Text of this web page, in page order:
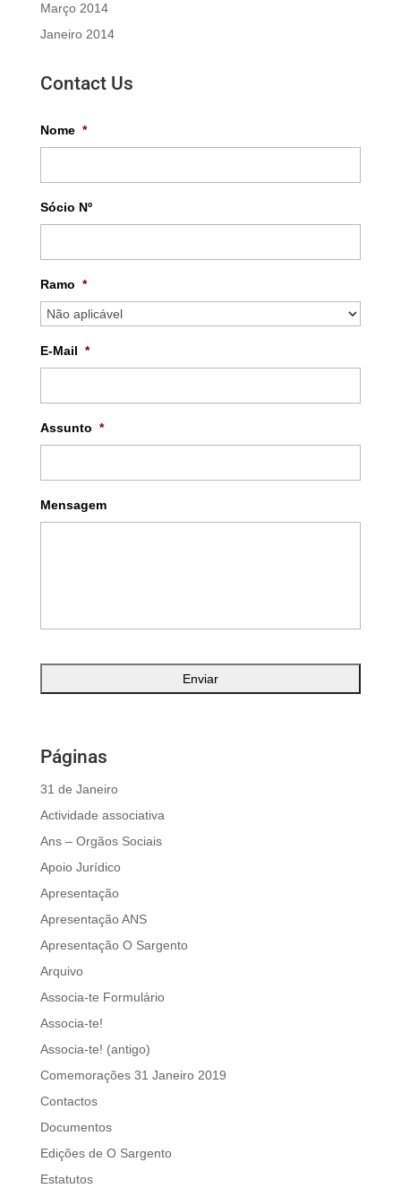
Março 2014
Janeiro 2014
Contact Us
Nome *
Sócio Nº
Ramo *
E-Mail *
Assunto *
Mensagem
Páginas
31 de Janeiro
Actividade associativa
Ans – Orgãos Sociais
Apoio Jurídico
Apresentação
Apresentação ANS
Apresentação O Sargento
Arquivo
Associa-te Formulário
Associa-te!
Associa-te! (antigo)
Comemorações 31 Janeiro 2019
Contactos
Documentos
Edições de O Sargento
Estatutos